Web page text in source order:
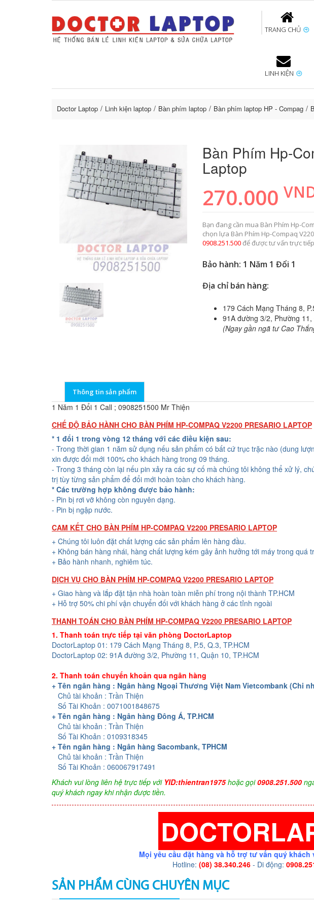
TRANG CHỦ
Sửa Laptop uy tín Thay bàn phím
Sửa Macbook uy tín Thay
Thay pin
LINH KIỆN
Doctor Laptop Linh kiện laptop Bàn phím laptop Bàn phím laptop HP - Compag
Bàn Phím Hp-
Laptop
270.000
Bạn đang cần mua Bàn Phím Hp-
chọn lựa Bàn Phím Hp-Compaq
0908.251.500để được tư vấn trực
Bảo hành: 1 Năm 1 Đổi 1
Địa chỉ bán hàng:
179 Cách Mạng Tháng 8,
91A đường 3/2, Phường 11,
(Ngay gần ngã tư Cao
Thông tin sản phẩm
1 Năm 1 Đổi 1 Call ; 0908251500 Mr Thiện
CHẾ ĐỘ BẢO HÀNH CHO BÀN PHÍM HP-COMPAQ V2200 PRESARIO LAPTOP
* 1 đổi 1 trong vòng 12 tháng với các điều kiện sau:
- Trong thời gian 1 năm sử dụng nếu sản phẩm có bất cứ trục trặc nào (dung
xin được đổi mới 100% cho khách hàng trong 09 tháng.
- Trong 3 tháng còn lại nếu pin xảy ra các sự cố mà chúng tôi không thể xử lý,
trị tùy từng sản phẩm để đổi mới hoàn toàn cho khách hàng.
* Các trường hợp không được bảo hành:
- Pin bị rơi vỡ không còn nguyên dạng.
- Pin bị ngập nước.
CAM KẾT CHO BÀN PHÍM HP-COMPAQ V2200 PRESARIO LAPTOP
+ Chúng tôi luôn đặt chất lượng các sản phẩm lên hàng đầu.
+ Không bán hàng nhái, hàng chất lượng kém gây ảnh hưởng tới máy trong quá
+ Bảo hành nhanh, nghiêm túc.
DỊCH VỤ CHO BÀN PHÍM HP-COMPAQ V2200 PRESARIO LAPTOP
+ Giao hàng và lắp đặt tận nhà hoàn toàn miễn phí trong nội thành TP.HCM
+ Hỗ trợ 50% chi phí vận chuyển đối với khách hàng ở các tỉnh ngoài
THANH TOÁN CHO BÀN PHÍM HP-COMPAQ V2200 PRESARIO LAPTOP
1. Thanh toán trực tiếp tại văn phòng DoctorLaptop
DoctorLaptop 01: 179 Cách Mạng Tháng 8, P.5, Q.3, TP.HCM
DoctorLaptop 02: 91A đường 3/2, Phường 11, Quận 10, TP.HCM
2. Thanh toán chuyển khoản qua ngân hàng
+ Tên ngân hàng : Ngân hàng Ngoại Thương Việt Nam Vietcombank (Chi
Chủ tài khoản : Trần Thiện
Số Tài Khoản : 0071001848675
+ Tên ngân hàng : Ngân hàng Đông Á, TP.HCM
Chủ tài khoản : Trần Thiện
Số Tài Khoản : 0109318345
+ Tên ngân hàng : Ngân hàng Sacombank, TPHCM
Chủ tài khoản : Trần Thiện
Số Tài Khoản : 060067917491
Khách vui lòng liên hệ trực tiếp với YID:thientran1975hoặc gọi0908.251.500
quý khách ngay khi nhận được tiền.
Mọi yêu cầu đặt hàng và hỗ trợ tư vấn quý
Hotline: (08) 38.340.246- Di động:
SẢN PHẨM CÙNG CHUYÊN MỤC